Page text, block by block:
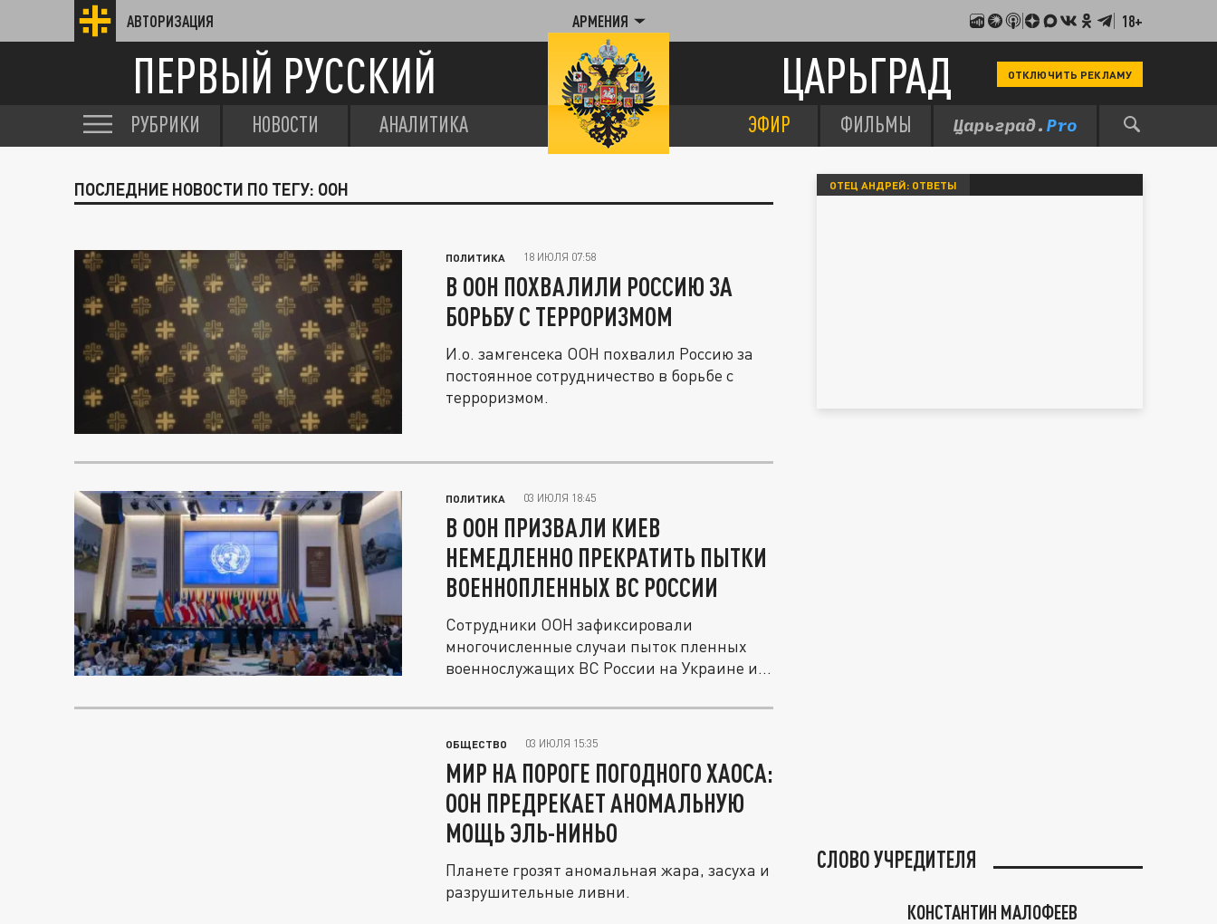
АВТОРИЗАЦИЯ АРМЕНИЯ 18+
ПЕРВЫЙ РУССКИЙ ЦАРЬГРАД ОТКЛЮЧИТЬ РЕКЛАМУ
РУБРИКИ НОВОСТИ АНАЛИТИКА ЭФИР ФИЛЬМЫ
ПОСЛЕДНИЕ НОВОСТИ ПО ТЕГУ: ООН
ПОЛИТИКА 18 ИЮЛЯ 07:58
В ООН ПОХВАЛИЛИ РОССИЮ ЗА
БОРЬБУ С ТЕРРОРИЗМОМ
И.о. замгенсека ООН похвалил Россию за
постоянное сотрудничество в борьбе с
терроризмом.
ПОЛИТИКА 03 ИЮЛЯ 18:45
В ООН ПРИЗВАЛИ КИЕВ
НЕМЕДЛЕННО ПРЕКРАТИТЬ ПЫТКИ
ВОЕННОПЛЕННЫХ ВС РОССИИ
Сотрудники ООН зафиксировали
многочисленные случаи пыток пленных
военнослужащих ВС России на Украине и...
ОБЩЕСТВО 03 ИЮЛЯ 15:35
МИР НА ПОРОГЕ ПОГОДНОГО ХАОСА:
ООН ПРЕДРЕКАЕТ АНОМАЛЬНУЮ
МОЩЬ ЭЛЬ-НИНЬО
Планете грозят аномальная жара, засуха и
разрушительные ливни.
ОТЕЦ АНДРЕЙ: ОТВЕТЫ
СЛОВО УЧРЕДИТЕЛЯ
КОНСТАНТИН МАЛОФЕЕВ